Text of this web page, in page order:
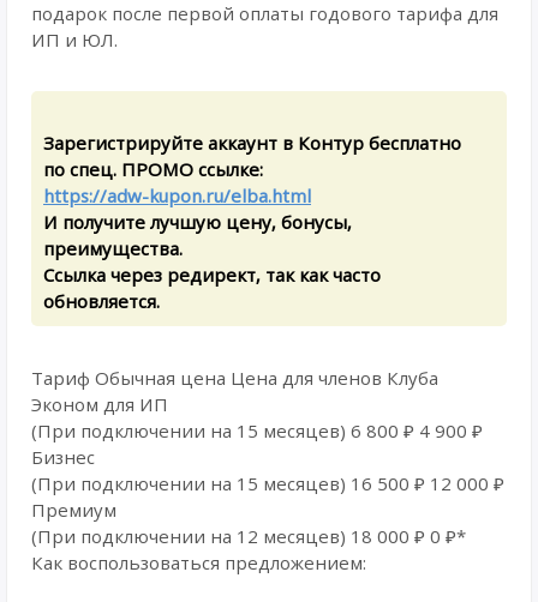
подарок после первой оплаты годового тарифа для
ИП и ЮЛ.
Зарегистрируйте аккаунт в Контур бесплатно
по спец. ПРОМО ссылке:
https://adw-kupon.ru/elba.html
И получите лучшую цену, бонусы,
преимущества.
Ссылка через редирект, так как часто
обновляется.
Тариф Обычная цена Цена для членов Клуба
Эконом для ИП
(При подключении на 15 месяцев) 6 800 ₽ 4 900 ₽
Бизнес
(При подключении на 15 месяцев) 16 500 ₽ 12 000 ₽
Премиум
(При подключении на 12 месяцев) 18 000 ₽ 0 ₽*
Как воспользоваться предложением: